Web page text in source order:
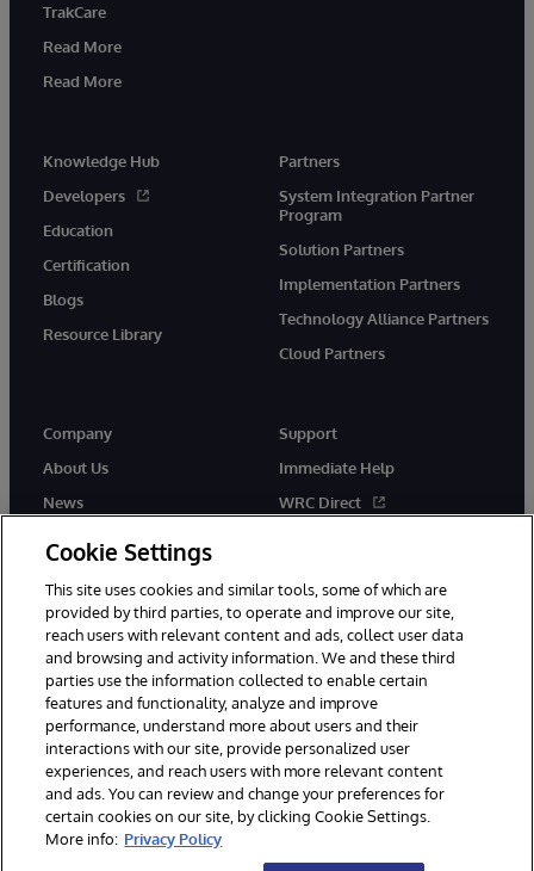
TrakCare
Read More
Read More
Knowledge Hub
Developers
Education
Certification
Blogs
Resource Library
Partners
System Integration Partner
Program
Solution Partners
Implementation Partners
Technology Alliance Partners
Cloud Partners
Company
About Us
News
Support
Immediate Help
WRC Direct
© 1996-2026 InterSystems Corporation, Cambridge, MA. All Rights
Reserved.
Notices/Terms & Conditions
Accessibility
Cookie Settings
This site uses cookies and similar tools, some of which are
provided by third parties, to operate and improve our site,
reach users with relevant content and ads, collect user data
and browsing and activity information. We and these third
parties use the information collected to enable certain
features and functionality, analyze and improve
performance, understand more about users and their
interactions with our site, provide personalized user
experiences, and reach users with more relevant content
and ads. You can review and change your preferences for
certain cookies on our site, by clicking Cookie Settings.
More info: Privacy Policy